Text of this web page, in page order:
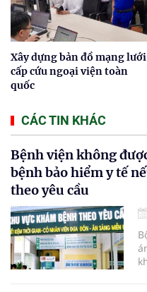
Xây dựng bản đồ mạng lưới
cấp cứu ngoại viện toàn
quốc
CÁC TIN KHÁC
Bệnh viện không
bệnh bảo hiểm y tế
theo yêu cầu